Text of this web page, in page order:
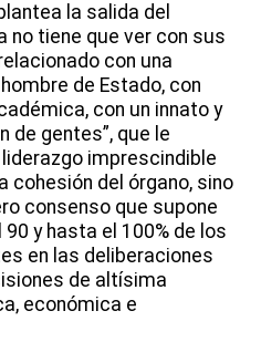
la salida del
no tiene que ver con sus
con una
de Estado, con
con un innato y
de gentes”, que le
imprescindible
cohesión del órgano, sino
consenso que supone
y hasta el 100% de los
en las deliberaciones
de altísima
económica e